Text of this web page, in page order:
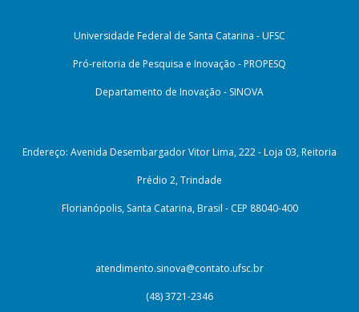
Universidade Federal de Santa Catarina - UFSC
Pró-reitoria de Pesquisa e Inovação - PROPESQ
Departamento de Inovação - SINOVA
Endereço: Avenida Desembargador Vitor Lima, 222 - Loja 03, Reitoria
Prédio 2, Trindade
Florianópolis, Santa Catarina, Brasil - CEP 88040-400
atendimento.sinova@contato.ufsc.br
(48) 3721-2346